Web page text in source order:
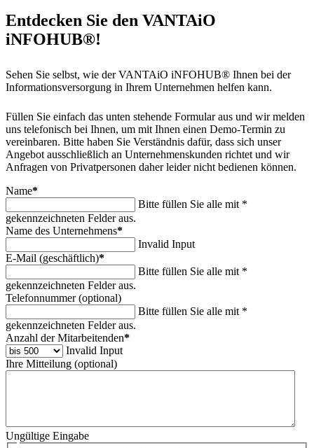
Entdecken Sie den VANTAiO
iNFOHUB®!
Sehen Sie selbst, wie der VANTAiO iNFOHUB® Ihnen bei der
Informationsversorgung in Ihrem Unternehmen helfen kann.
Füllen Sie einfach das unten stehende Formular aus und wir melden
uns telefonisch bei Ihnen, um mit Ihnen einen Demo-Termin zu
vereinbaren. Bitte haben Sie Verständnis dafür, dass sich unser
Angebot ausschließlich an Unternehmenskunden richtet und wir
Anfragen von Privatpersonen daher leider nicht bedienen können.
Name*
Bitte füllen Sie alle mit *
gekennzeichneten Felder aus.
Name des Unternehmens*
Invalid Input
E-Mail (geschäftlich)*
Bitte füllen Sie alle mit *
gekennzeichneten Felder aus.
Telefonnummer (optional)
Bitte füllen Sie alle mit *
gekennzeichneten Felder aus.
Anzahl der Mitarbeitenden*
Invalid Input
Ihre Mitteilung (optional)
Ungültige Eingabe